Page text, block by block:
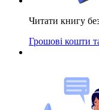
Читати книгу
Грошові кошти